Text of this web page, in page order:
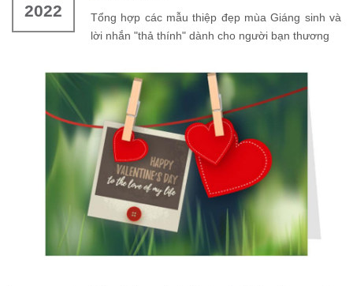
2022
Tổng hợp các mẫu thiệp đẹp mùa Giáng sinh và
lời nhắn "thả thính" dành cho người bạn thương